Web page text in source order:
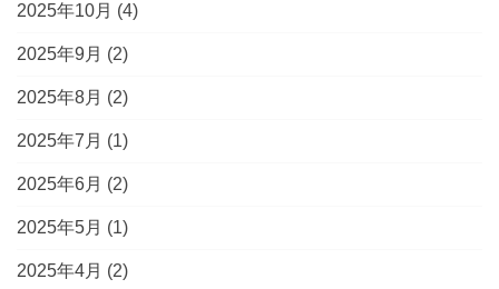
2025年10月 (4)
2025年9月 (2)
2025年8月 (2)
2025年7月 (1)
2025年6月 (2)
2025年5月 (1)
2025年4月 (2)